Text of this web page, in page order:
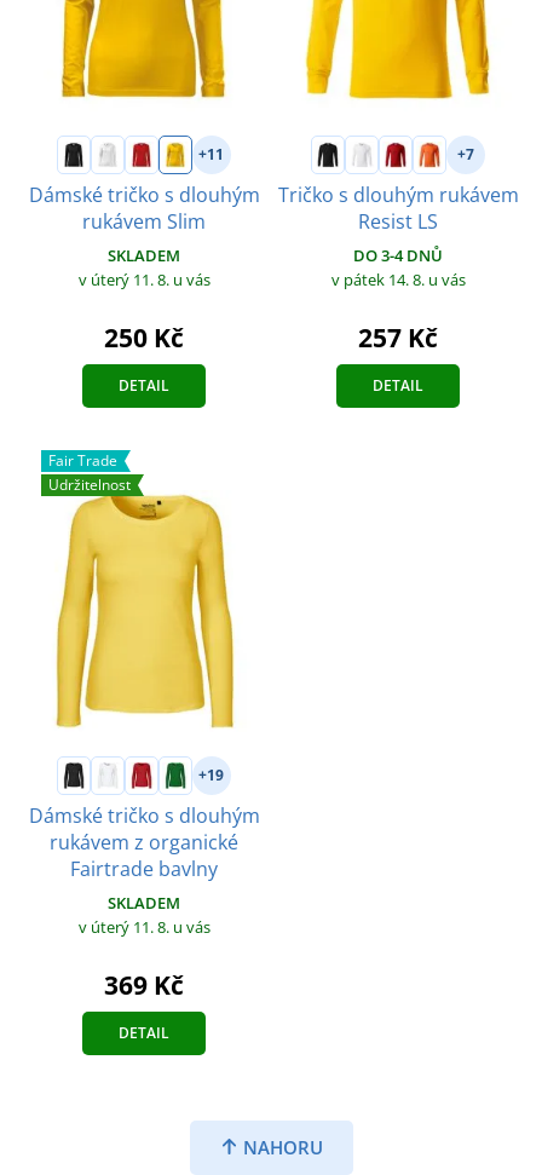
+11
Dámské tričko s dlouhým
rukávem Slim
SKLADEM
v úterý 11. 8. u vás
250 Kč
DETAIL
+7
Tričko s dlouhým rukávem
Resist LS
DO 3-4 DNŮ
v pátek 14. 8. u vás
257 Kč
DETAIL
Fair Trade
Udržitelnost
+19
Dámské tričko s dlouhým
rukávem z organické
Fairtrade bavlny
SKLADEM
v úterý 11. 8. u vás
369 Kč
DETAIL
NAHORU